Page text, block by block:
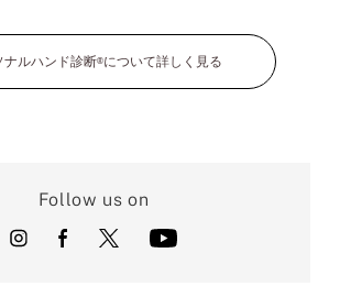
ナルハンド診断®について詳しく見る
Follow us on